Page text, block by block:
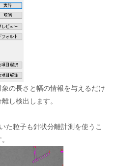
の長さと幅の情報を与えるだけ
し検出します。
た粒子も針状分離計測を使うこ